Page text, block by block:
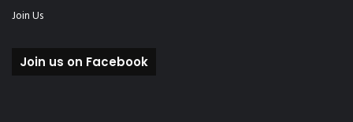
Join Us
Join us on Facebook